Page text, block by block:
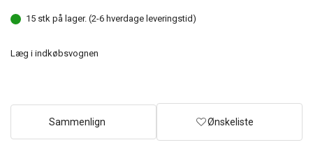
15 stk på lager. (2-6 hverdage leveringstid)
Læg i indkøbsvognen
Sammenlign Ønskeliste